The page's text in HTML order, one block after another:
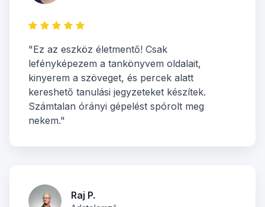
"Ez az eszköz életmentő! Csak
lefényképezem a tankönyvem oldalait,
kinyerem a szöveget, és percek alatt
kereshető tanulási jegyzeteket készítek.
Számtalan órányi gépelést spórolt meg
nekem."
Raj P.